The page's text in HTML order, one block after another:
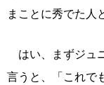
まことに秀でた人
はい、まずジュ
言うと、「これで